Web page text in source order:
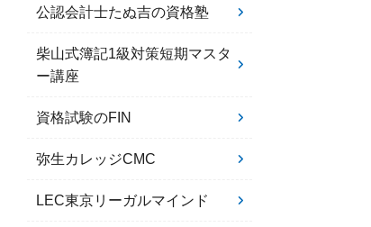
公認会計士たぬ吉の資格塾
柴山式簿記1級対策短期マスタ
ー講座
資格試験のFIN
弥生カレッジCMC
LEC東京リーガルマインド